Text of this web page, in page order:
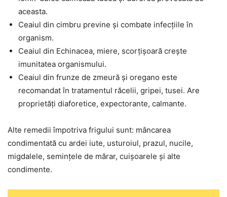
aceasta.
Ceaiul din cimbru previne și combate infecțiile în
organism.
Ceaiul din Echinacea, miere, scorțișoară crește
imunitatea organismului.
Ceaiul din frunze de zmeură și oregano este
recomandat în tratamentul răcelii, gripei, tusei. Are
proprietăți diaforetice, expectorante, calmante.
Alte remedii împotriva frigului sunt: mâncarea
condimentată cu ardei iute, usturoiul, prazul, nucile,
migdalele, semințele de mărar, cuișoarele și alte
condimente.